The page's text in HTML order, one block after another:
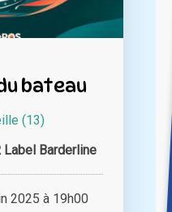
bateau
(13)
Label Barderline
2025 à 19h00